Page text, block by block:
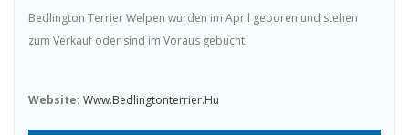
Bedlington Terrier Welpen wurden im April geboren und stehen
zum Verkauf oder sind im Voraus gebucht.
Website: Www.bedlingtonterrier.hu